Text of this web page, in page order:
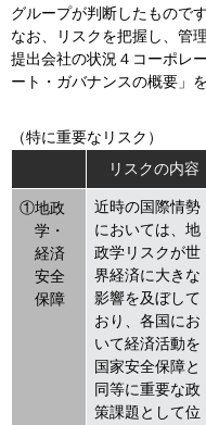
グループが判断したものです
なお、リスクを把握し、管
提出会社の状況４コーポレ
ート・ガバナンスの概要」
（特に重要なリスク）
リスクの内容
①地政
学・
経済
安全
保障
近時の国際情勢
においては、地
政学リスクが世
界経済に大きな
影響を及ぼして
おり、各国にお
いて経済活動を
国家安全保障と
同等に重要な政
策課題として位